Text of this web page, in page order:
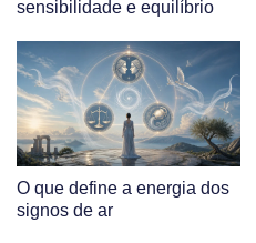
sensibilidade e equilíbrio
O que define a energia dos
signos de ar